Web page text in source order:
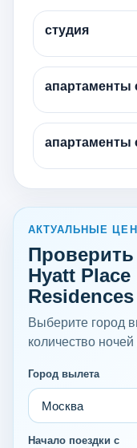
студия
апартаменты
апартаменты
АКТУАЛЬНЫЕ
Hyatt
Residences
Выберите город
количество ночей
Город вылета
Начало поездки с